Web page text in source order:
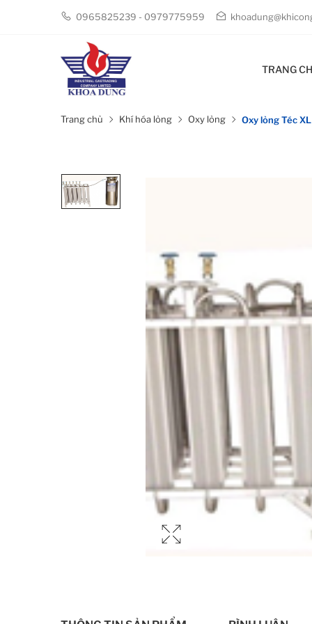
0965825239 - 0979775959
TRANG
Trang chủ Khí hóa lỏng Oxy lỏng Oxy lỏng Téc XL